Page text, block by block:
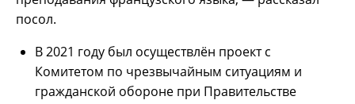
посол.
В 2021 году был осуществлён проект с
Комитетом по чрезвычайным ситуациям и
гражданской обороне при Правительстве